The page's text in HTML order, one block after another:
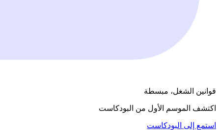
قوانين الشغل، مبسطة
اكتشف الموسم الأول من البودكاست
استمع إلى البودكاست